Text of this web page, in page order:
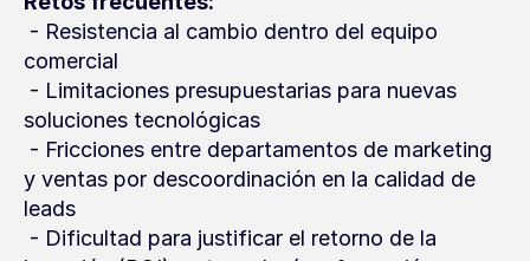
comercial
soluciones tecnológicas
y ventas por descoordinación en la calidad de
leads